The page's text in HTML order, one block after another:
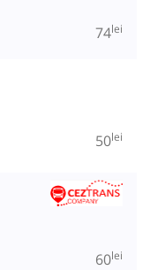
74lei
50lei
60lei